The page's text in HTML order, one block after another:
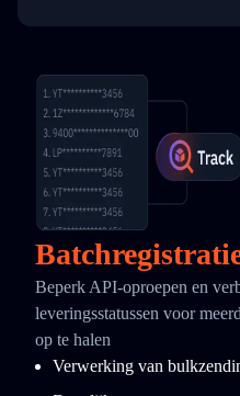
Beperk API-oproepen en
leveringsstatussen voor
op te halen
Verwerking van